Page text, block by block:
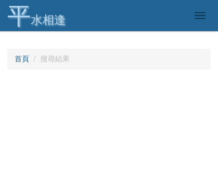
平水相逢
首頁 搜尋結果